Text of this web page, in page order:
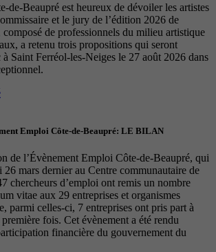
de-Beaupré est heureux de dévoiler les artistes
et le jury de l’édition 2026 de
de professionnels du milieu artistique
a retenu trois propositions qui seront
à Saint Ferréol-les-Neiges le 27 août 2026 dans
Emploi Côte-de-Beaupré: LE BILAN
de l’Évènement Emploi Côte-de-Beaupré, qui
26 mars dernier au Centre communautaire de
chercheurs d’emploi ont remis un nombre
vitae aux 29 entreprises et organismes
parmi celles-ci, 7 entreprises ont pris part à
fois. Cet évènement a été rendu
financière du gouvernement du